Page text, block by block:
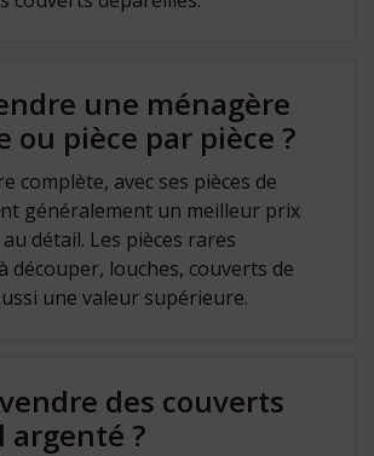
une ménagère
ou pièce par pièce ?
complète, avec ses pièces de
généralement un meilleur prix
détail. Les pièces rares
découper, louches, couverts de
une valeur supérieure.
des couverts
argenté ?